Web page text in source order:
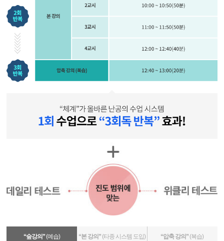
“숲강의”(예습) “본 강의” (타종 시스템 도입) “압축 강의” (복습)